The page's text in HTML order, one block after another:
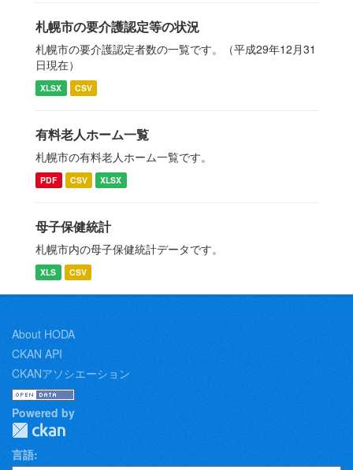
札幌市の要介護認定等の状況
札幌市の要介護認定者数の一覧です。（平成29年12月31
日現在）
XLSX CSV
有料老人ホーム一覧
札幌市の有料老人ホーム一覧です。
PDF CSV XLSX
母子保健統計
札幌市内の母子保健統計データです。
XLS CSV
About HODA
CKAN API
CKANアソシエーション
Powered by
言語